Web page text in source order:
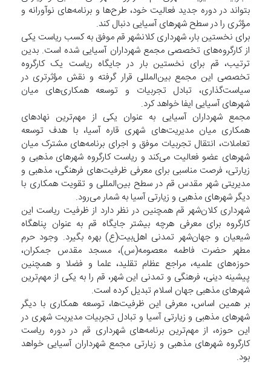
بتواند در دوره جدید فعالیت خود، طرح‌ها و برنامه‌های نوآورانه و
مؤثری را در سطح شهرهای آسیایی دنبال کند.
برای نخستین بار، شهرداری کلانشهر قم موفق به کسب ریاست یکی
از کارگروه‌های تخصصی مجمع شهرداران آسیایی شده است. بدین
ترتیب، قم برای نخستین بار در جایگاه ریاست یک کارگروه
تخصصی این مجمع بین‌المللی قرار گرفته و نقش مؤثرتری در
سیاست‌گذاری، تبادل تجربیات و توسعه همکاری‌های میان
شهرهای آسیایی ایفا خواهد کرد.
مجمع شهرداران آسیایی به عنوان یکی از مهم‌ترین نهادهای
همکاری میان مدیریت‌های شهری قاره آسیا، با هدف توسعه
تعاملات، انتقال تجربیات موفق و اجرای برنامه‌های مشترک میان
شهرهای عضو فعالیت می‌کند و ریاست کارگروه شهرهای مذهبی و
زیارتی، فرصت مناسبی برای معرفی ظرفیت‌های فرهنگی، مذهبی و
مدیریتی شهر مقدس قم در سطح بین‌المللی و تقویت همکاری با
دیگر شهرهای مذهبی و زیارتی آسیا به شمار می‌رود.
شهرداری کلان‌شهر قم همچنین در نظر دارد از ظرفیت ریاست این
کارگروه برای معرفی هرچه بیشتر جایگاه قم به عنوان پناهگاه
شیعیان و جهان‌شهر تمدنی اهل‌بیت(ع) بهره بگیرد. وجود حرم
مطهر حضرت فاطمه معصومه(س)، مسجد مقدس جمکران،
حوزه‌های علمیه، مراجع عظام تقلید، علما و فضلا و همچنین
پیشینه دینی، فرهنگی و تمدنی این شهر، قم را به یکی از مهم‌ترین
شهرهای مذهبی جهان اسلام تبدیل کرده است.
بر همین اساس، معرفی این ظرفیت‌ها، توسعه همکاری با دیگر
شهرهای مذهبی و زیارتی آسیا و تبادل تجربیات مدیریت شهری در
این حوزه، از مهم‌ترین برنامه‌های شهرداری قم در دوره ریاست
کارگروه شهرهای مذهبی و زیارتی مجمع شهرداران آسیایی خواهد
بود.